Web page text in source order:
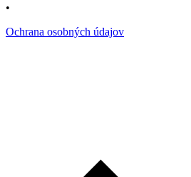
•
Ochrana osobných údajov